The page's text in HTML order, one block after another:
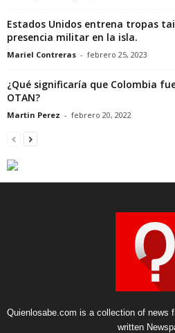
Estados Unidos entrena tropas
presencia militar en la isla.
Mariel Contreras - febrero 25, 2023
¿Qué significaría que Colombia
OTAN?
Martin Perez - febrero 20, 2022
Quienlosabe.com is a collection of news
written